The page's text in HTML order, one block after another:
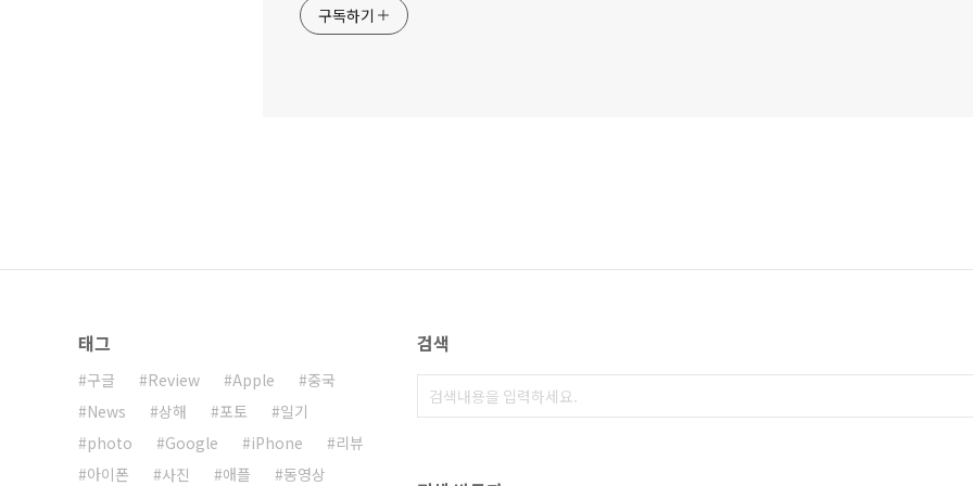
구독하기
태그
구글 Review Apple
중국
News
상해 포토
일기
photo
Google iPhone
리뷰
아이폰
사진 애플 동영상
검색